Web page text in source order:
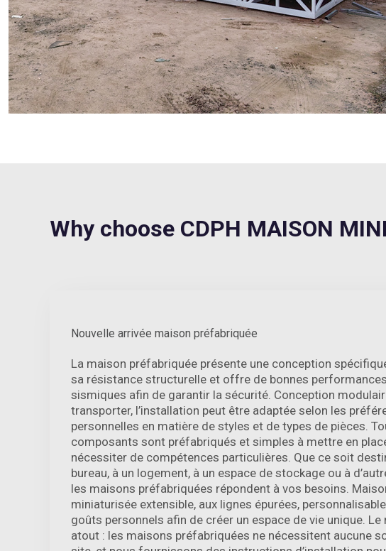
Why choose CDPH MAISON
Nouvelle arrivée maison préfabriquée
La maison préfabriquée présente une conception
sa résistance structurelle et offre de bonnes performances
sismiques afin de garantir la sécurité. Conception
transporter, l’installation peut être adaptée selon les
personnelles en matière de styles et de types de pièces.
composants sont préfabriqués et simples à mettre en
nécessiter de compétences particulières. Que ce soit
bureau, à un logement, à un espace de stockage ou à
les maisons préfabriquées répondent à vos besoins.
miniaturisée extensible, aux lignes épurées,
goûts personnels afin de créer un espace de vie unique. Le
atout : les maisons préfabriquées ne nécessitent aucune